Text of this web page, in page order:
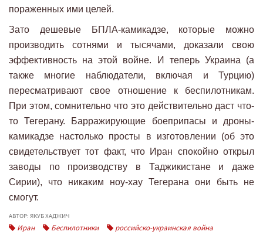
пораженных ими целей.
Зато дешевые БПЛА-камикадзе, которые можно
производить сотнями и тысячами, доказали свою
эффективность на этой войне. И теперь Украина (а
также многие наблюдатели, включая и Турцию)
пересматривают свое отношение к беспилотникам.
При этом, сомнительно что это действительно даст что-
то Тегерану. Барражирующие боеприпасы и дроны-
камикадзе настолько просты в изготовлении (об это
свидетельствует тот факт, что Иран спокойно открыл
заводы по производству в Таджикистане и даже
Сирии), что никаким ноу-хау Тегерана они быть не
смогут.
АВТОР: ЯКУБ ХАДЖИЧ
Иран Беспилотники российско-украинская война